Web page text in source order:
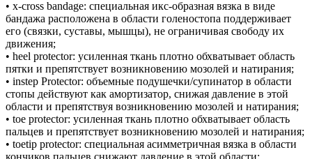
• x-cross bandage: специальная икс-образная вязка в виде
бандажа расположена в области голеностопа поддерживает
его (связки, суставы, мышцы), не ограничивая свободу их
движения;
• heel protector: усиленная ткань плотно обхватывает область
пятки и препятствует возникновению мозолей и натирания;
• instep Protector: объемные подушечки/супинатор в области
стопы действуют как амортизатор, снижая давление в этой
области и препятствуя возникновению мозолей и натирания;
• toe protector: усиленная ткань плотно обхватывает область
пальцев и препятствует возникновению мозолей и натирания;
• toetip protector: специальная асимметричная вязка в области
кончиков пальцев снижают давление в этой области;